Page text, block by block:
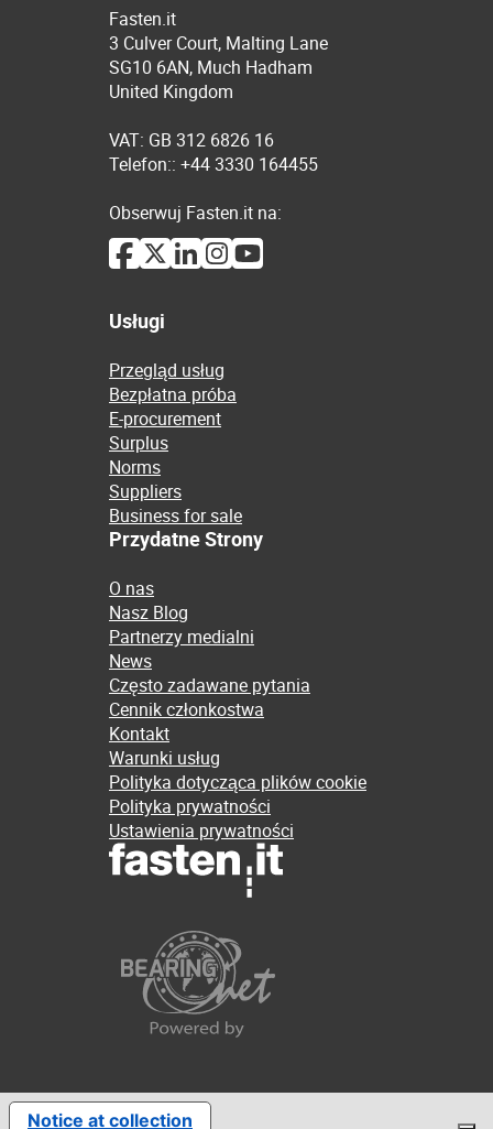
Fasten.it
3 Culver Court, Malting Lane
SG10 6AN, Much Hadham
United Kingdom
VAT: GB 312 6826 16
Telefon:: +44 3330 164455
Obserwuj Fasten.it na:
Usługi
Przegląd usług
Bezpłatna próba
E-procurement
Surplus
Norms
Suppliers
Business for sale
Przydatne Strony
O nas
Nasz Blog
Partnerzy medialni
News
Często zadawane pytania
Cennik członkostwa
Kontakt
Warunki usług
Polityka dotycząca plików cookie
Polityka prywatności
Ustawienia prywatności
Notice at collection